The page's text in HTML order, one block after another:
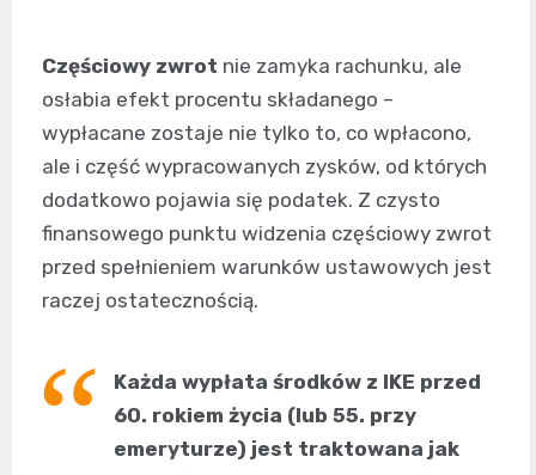
Częściowy zwrot nie zamyka rachunku, ale
osłabia efekt procentu składanego –
wypłacane zostaje nie tylko to, co wpłacono,
ale i część wypracowanych zysków, od których
dodatkowo pojawia się podatek. Z czysto
finansowego punktu widzenia częściowy zwrot
przed spełnieniem warunków ustawowych jest
raczej ostatecznością.
Każda wypłata środków z IKE przed
60. rokiem życia (lub 55. przy
emeryturze) jest traktowana jak